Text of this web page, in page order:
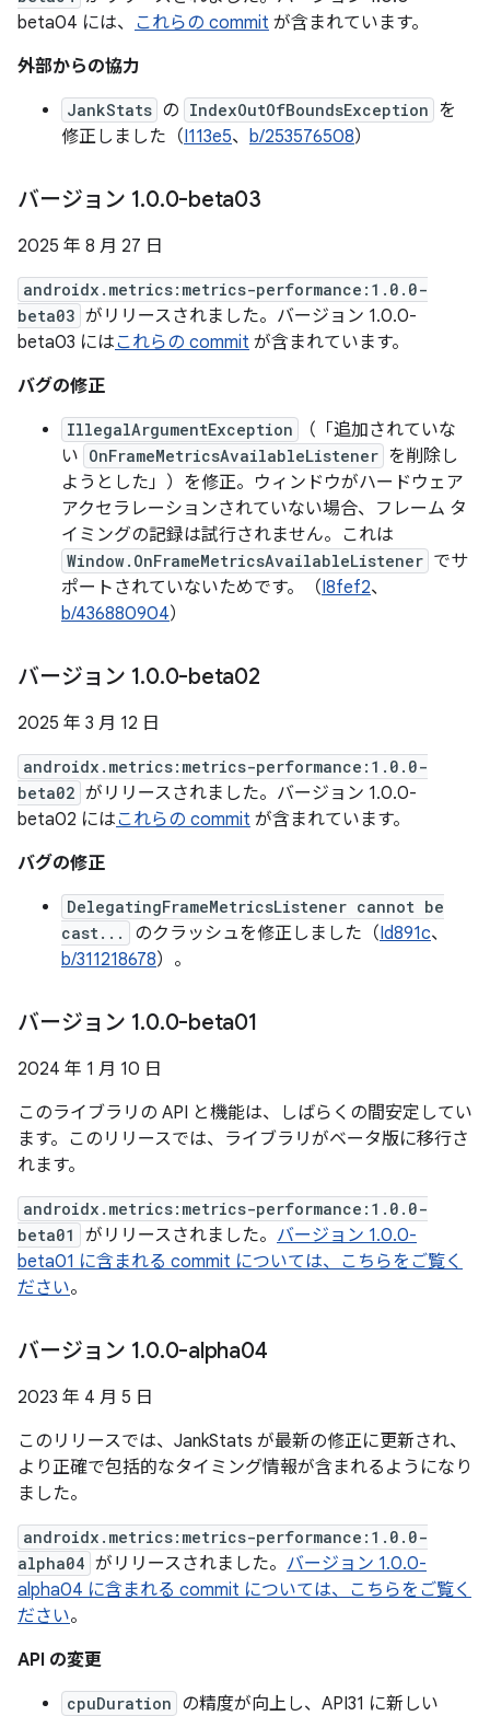
beta04 には、 これらの commit が含まれています。
外部からの協力
JankStats の IndexOutOfBoundsException を
修正しました（I113e5、 b/253576508）
バージョン 1.0.0-beta03
2025 年 8 月 27 日
androidx.metrics:metrics-performance:1.0.0-
beta03 がリリースされました。バージョン 1.0.0-
beta03 にはこれらの commit が含まれています。
バグの修正
IllegalArgumentException
（「追加されていな
い OnFrameMetricsAvailableListener を削除し
ようとした」）を修正。ウィンドウがハードウェア
アクセラレーションされていない場合、フレーム タ
イミングの記録は試行されません。これは
Window.OnFrameMetricsAvailableListener でサ
ポートされていないためです。（I8fef2、
b/436880904）
バージョン 1.0.0-beta02
2025 年 3 月 12 日
androidx.metrics:metrics-performance:1.0.0-
beta02 がリリースされました。バージョン 1.0.0-
beta02 にはこれらの commit が含まれています。
バグの修正
DelegatingFrameMetricsListener cannot be
cast...
のクラッシュを修正しました（Id891c、
b/311218678）。
バージョン 1.0.0-beta01
2024 年 1 月 10 日
このライブラリの API と機能は、しばらくの間安定してい
ます。このリリースでは、ライブラリがベータ版に移行さ
れます。
androidx.metrics:metrics-performance:1.0.0-
beta01
がリリースされました。 バージョン 1.0.0-
beta01 に含まれる commit については、こちらをご覧く
ださい。
バージョン 1.0.0-alpha04
2023 年 4 月 5 日
このリリースでは、JankStats が最新の修正に更新され、
より正確で包括的なタイミング情報が含まれるようになり
ました。
androidx.metrics:metrics-performance:1.0.0-
alpha04 がリリースされました。 バージョン 1.0.0-
alpha04 に含まれる commit については、こちらをご覧く
ださい。
API の変更
cpuDuration の精度が向上し、API31 に新しい